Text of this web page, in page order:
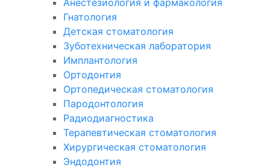
Гнатология
Детская стоматология
Зуботехническая лаборатория
Имплантология
Ортодонтия
Ортопедическая стоматология
Пародонтология
Радиодиагностика
Терапевтическая стоматология
Хирургическая стоматология
Эндодонтия